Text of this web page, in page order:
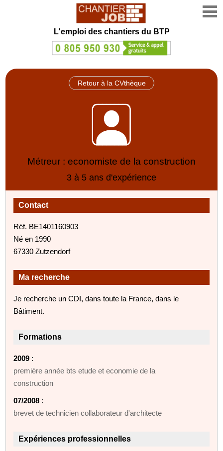
L'emploi des chantiers du BTP
Retour à la CVthèque
Métreur : economiste de la construction
3 à 5 ans d'expérience
Contact
Réf. BE1401160903
Né en 1990
67330 Zutzendorf
Ma recherche
Je recherche un CDI, dans toute la France, dans le
Bâtiment.
Formations
2009 :
première année bts etude et economie de la
construction
07/2008 :
brevet de technicien collaborateur d'architecte
Expériences professionnelles